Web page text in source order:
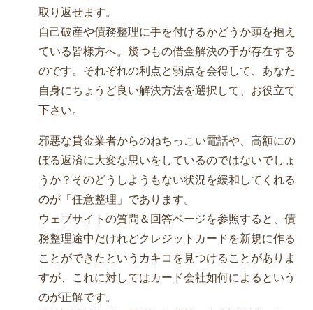
取り返せます。
自己破産や債務整理に手を付けるかどうか頭を抱え
ている皆様方へ。幾つもの借金解決の手が存在する
のです。それぞれの利点と弱点を会得して、あなた
自身にちょうど良い解決方法を選択して、お役立て
下さい。
邪悪な貸金業者からのねちっこい電話や、高額にの
ぼる返済に大変な思いをしているのではないでしょ
うか？そのどうしようもない状況を緩和してくれる
のが「任意整理」であります。
ウェブサイトの質問＆回答ページを参照すると、債
務整理途中だけれどクレジットカードを新規に作る
ことができたというカキコを見つけることがありま
すが、これに対してはカード会社如何によるという
のが正解です。